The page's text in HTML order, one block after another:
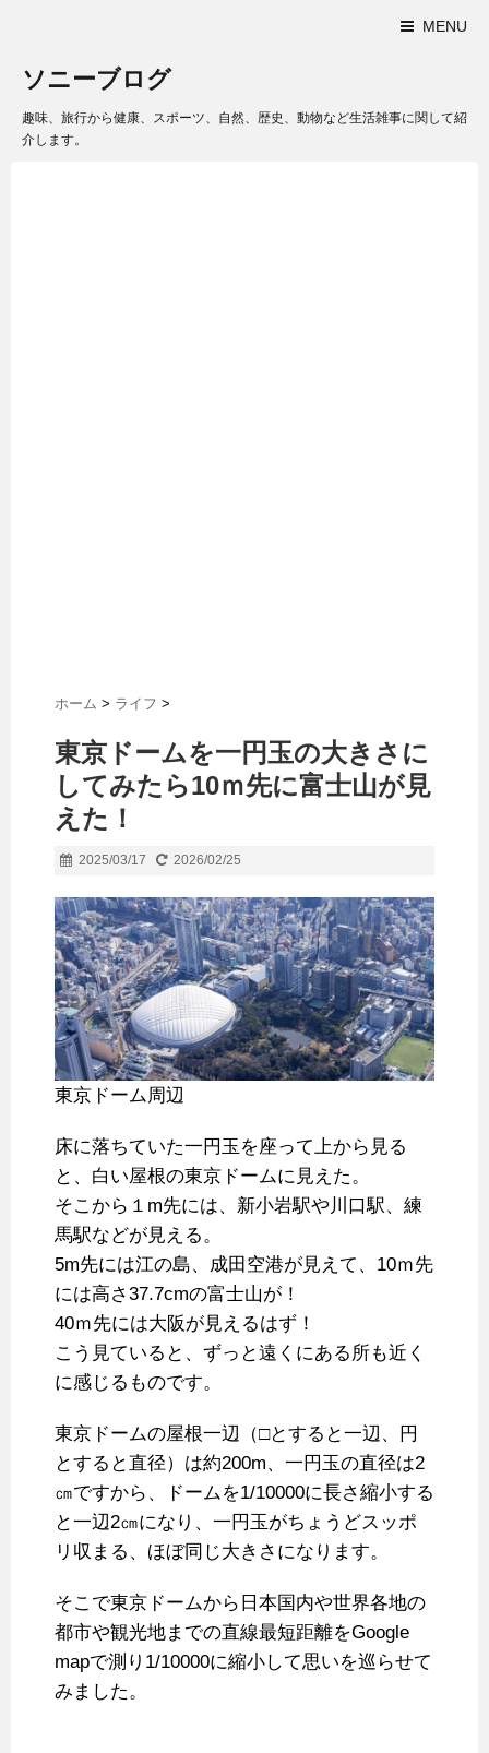
MENU
ソニーブログ
趣味、旅行から健康、スポーツ、自然、歴史、動物など生活雑事に関して紹
介します。
ホーム > ライフ >
東京ドームを一円玉の大きさに
してみたら10ｍ先に富士山が見
えた！
2025/03/17 2026/02/25
東京ドーム周辺
床に落ちていた一円玉を座って上から見る
と、白い屋根の東京ドームに見えた。
そこから１m先には、新小岩駅や川口駅、練
馬駅などが見える。
5m先には江の島、成田空港が見えて、10ｍ先
には高さ37.7cmの富士山が！
40ｍ先には大阪が見えるはず！
こう見ていると、ずっと遠くにある所も近く
に感じるものです。
東京ドームの屋根一辺（□とすると一辺、円
とすると直径）は約200m、一円玉の直径は2
㎝ですから、ドームを1/10000に長さ縮小する
と一辺2㎝になり、一円玉がちょうどスッポ
リ収まる、ほぼ同じ大きさになります。
そこで東京ドームから日本国内や世界各地の
都市や観光地までの直線最短距離をGoogle
mapで測り1/10000に縮小して思いを巡らせて
みました。